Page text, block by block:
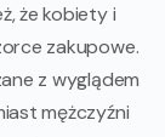
że kobiety i
zakupowe.
z wyglądem
mężczyźni